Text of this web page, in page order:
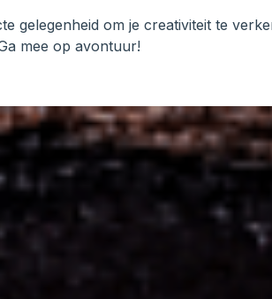
gelegenheid om je creativiteit te
mee op avontuur!